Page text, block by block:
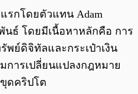
รกโดยตัวแทน Adam
นธ์ โดยมีเนื้อหาหลักคือ การ
ย์ดิจิทัลและกระเป๋าเงิน
การเปลี่ยนแปลงกฎหมาย
ดคริปโต